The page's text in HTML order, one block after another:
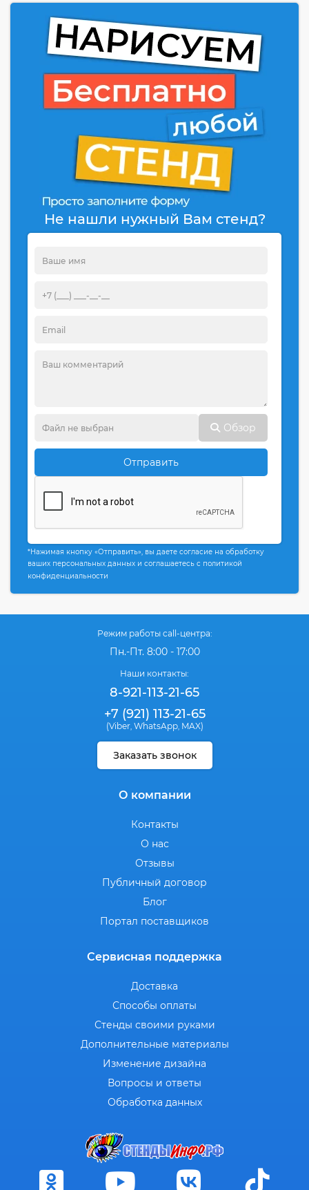
Не нашли нужный Вам стенд?
Обзор
Отправить
*Нажимая кнопку «Отправить», вы даете согласие на обработку
ваших персональных данных и соглашаетесь с политикой
конфиденциальности
Режим работы call-центра:
Пн.-Пт. 8:00 - 17:00
Наши контакты:
8-921-113-21-65
+7 (921) 113-21-65
(Viber, WhatsApp, MAX)
Заказать звонок
О компании
Контакты
О нас
Отзывы
Публичный договор
Блог
Портал поставщиков
Сервисная поддержка
Доставка
Способы оплаты
Стенды своими руками
Дополнительные материалы
Изменение дизайна
Вопросы и ответы
Обработка данных